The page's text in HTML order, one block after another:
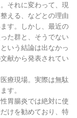
それに変わって、現
える、などとの理由
す。しかし、最近の
た群と、そうでない
いう結論は出なかっ
献から発表されてい
療現場。実際は無駄
す。
胃腸炎では絶対に使
けを勧めており、特